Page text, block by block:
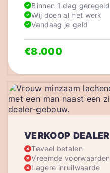
VERKOOP DEALER
Teveel betalen
Vreemde voorwaarden
Lagere inruilwaarde
Binnen 1 dag geregeld
Wij doen al het werk
Vandaag je geld
€8.000